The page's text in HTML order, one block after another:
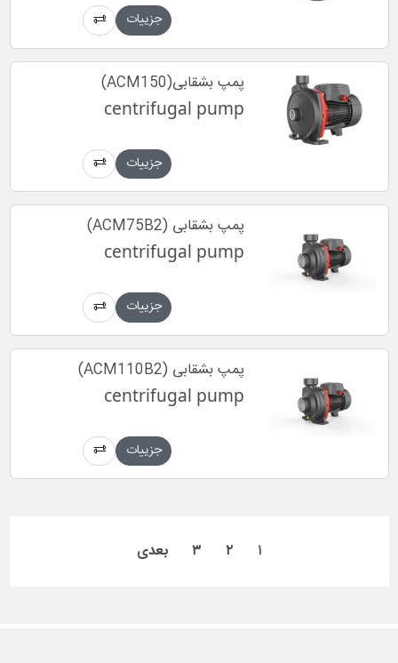
جزییات
پمپ بشقابی(ACM150)
centrifugal pump
جزییات
پمپ بشقابی (ACM75B2)
centrifugal pump
جزییات
پمپ بشقابی (ACM110B2)
centrifugal pump
جزییات
۱ ۲ ۳ بعدی